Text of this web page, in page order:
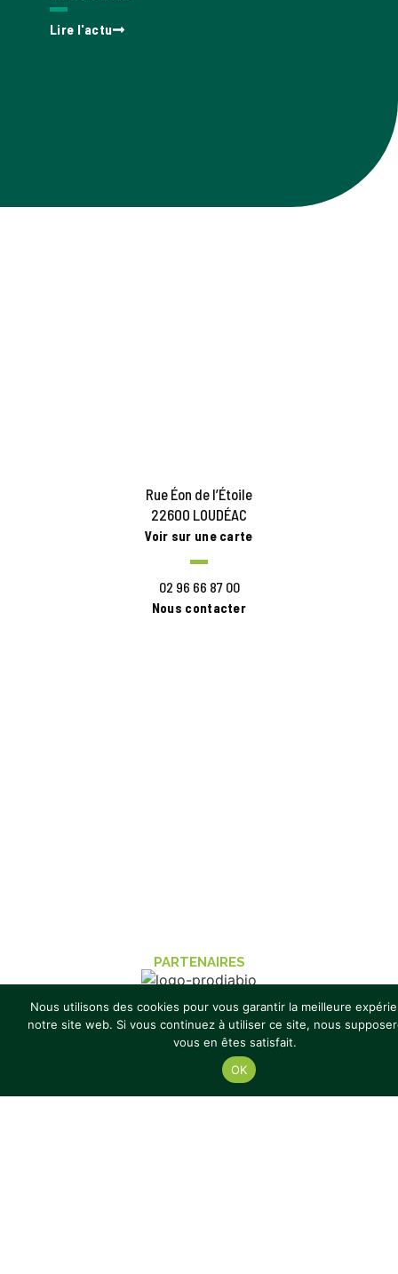
Lire l'actu
Rue Éon de l’Étoile
22600 LOUDÉAC
Voir sur une carte
02 96 66 87 00
Nous contacter
PARTENAIRES
LABELS
Nous utilisons des cookies pour vous garantir la meilleure
notre site web. Si vous continuez à utiliser ce site, nous
vous en êtes satisfait.
OK